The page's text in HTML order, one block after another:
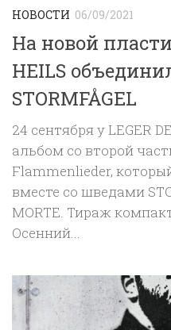
НОВОСТИ 06/09/2021
На новой
HEILS
STORMFÅGEL
24 сентября у LEGER
альбом со второй
Flammenlieder,
вместе со шведами
MORTE. Тираж
Осенний...